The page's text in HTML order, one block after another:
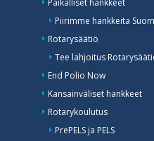
Paikalliset hankkeet
Piirimme hankkeita
Rotarysäätiö
Tee lahjoitus
End Polio Now
Kansainväliset hankkeet
Rotarykoulutus
PrePELS ja PELS